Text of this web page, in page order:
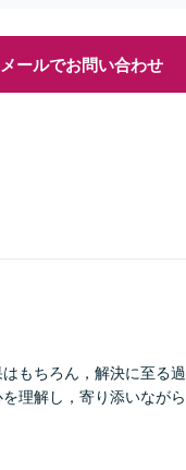
メールでお問い合わせ
もちろん，解決に至る過
理解し，寄り添いながら